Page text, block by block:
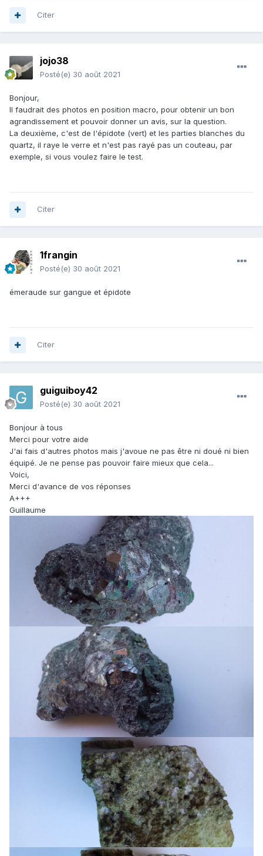
Citer
jojo38
Posté(e) 30 août 2021
Bonjour,
Il faudrait des photos en position macro, pour obtenir un bon
agrandissement et pouvoir donner un avis, sur la question.
La deuxième, c'est de l'épidote (vert) et les parties blanches du
quartz, il raye le verre et n'est pas rayé pas un couteau, par
exemple, si vous voulez faire le test.
Citer
1frangin
Posté(e) 30 août 2021
émeraude sur gangue et épidote
Citer
guiguiboy42
Posté(e) 30 août 2021
Bonjour à tous
Merci pour votre aide
J'ai fais d'autres photos mais j'avoue ne pas être ni doué ni bien
équipé. Je ne pense pas pouvoir faire mieux que cela...
Voici,
Merci d'avance de vos réponses
A+++
Guillaume